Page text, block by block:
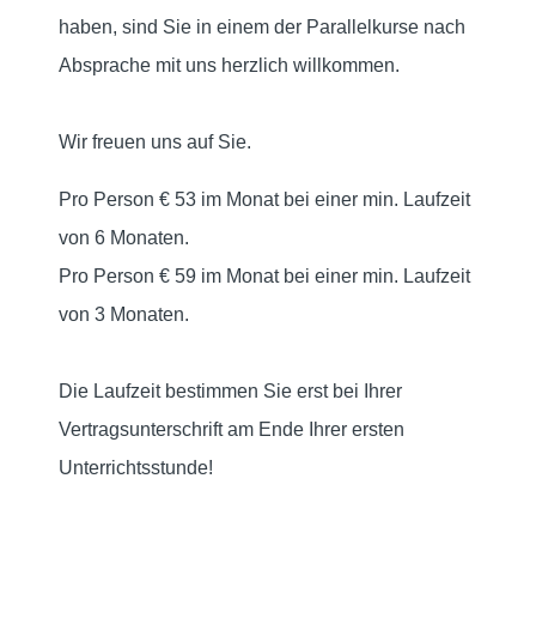
haben, sind Sie in einem der Parallelkurse nach
Absprache mit uns herzlich willkommen.
Wir freuen uns auf Sie.
Pro Person € 53 im Monat bei einer min. Laufzeit
von 6 Monaten.
Pro Person € 59 im Monat bei einer min. Laufzeit
von 3 Monaten.
Die Laufzeit bestimmen Sie erst bei Ihrer
Vertragsunterschrift am Ende Ihrer ersten
Unterrichtsstunde!